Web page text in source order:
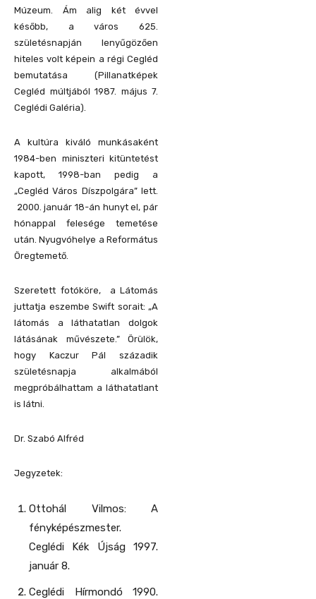
Múzeum. Ám alig két évvel
később, a város 625.
születésnapján lenyűgözően
hiteles volt képein a régi Cegléd
bemutatása (Pillanatképek
Cegléd múltjából 1987. május 7.
Ceglédi Galéria).
A kultúra kiváló munkásaként
1984-ben miniszteri kitüntetést
kapott, 1998-ban pedig a
„Cegléd Város Díszpolgára” lett.
2000. január 18-án hunyt el, pár
hónappal felesége temetése
után. Nyugvóhelye a Református
Öregtemető.
Szeretett fotóköre, a Látomás
juttatja eszembe Swift sorait: „A
látomás a láthatatlan dolgok
látásának művészete.” Örülök,
hogy Kaczur Pál századik
születésnapja alkalmából
megpróbálhattam a láthatatlant
is látni.
Dr. Szabó Alfréd
Jegyzetek:
Ottohál Vilmos: A
fényképészmester.
Ceglédi Kék Újság 1997.
január 8.
Ceglédi Hírmondó 1990.